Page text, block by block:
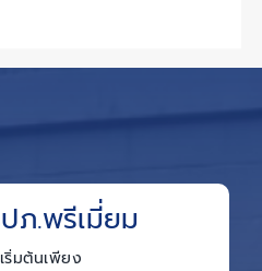
ภ.พรีเมี่ยม
ริ่มต้นเพียง